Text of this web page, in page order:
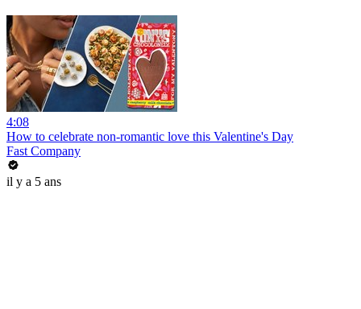
4:08
How to celebrate non-romantic love this Valentine's Day
Fast Company
il y a 5 ans